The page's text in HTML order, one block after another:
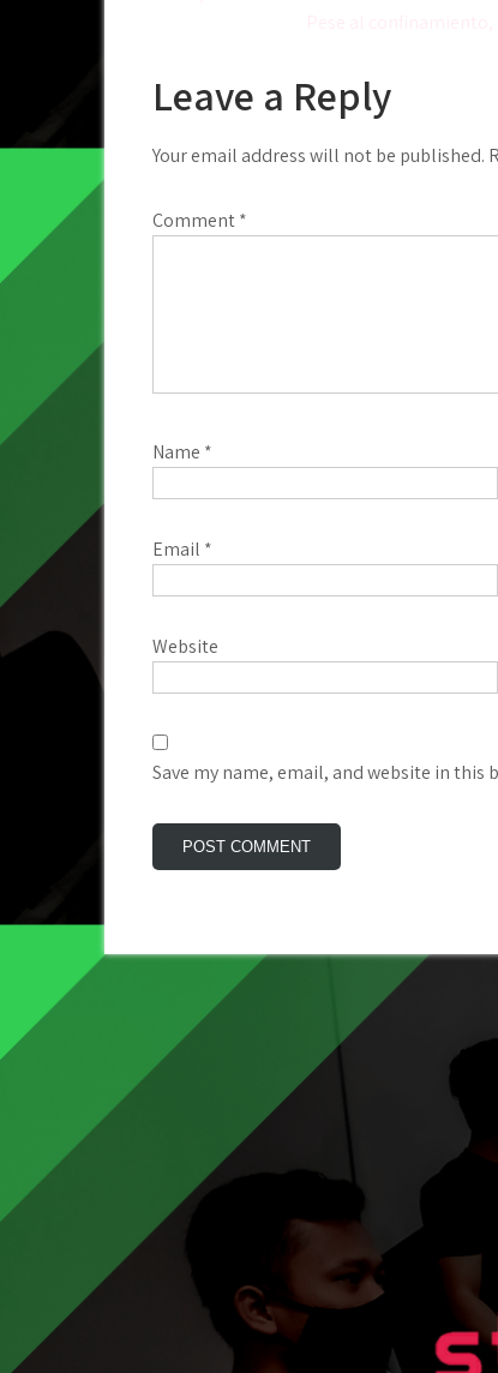
Leave a Reply
Your email address will not be published.
Comment*
Name *
Email *
Website
Save my name, email, and website in